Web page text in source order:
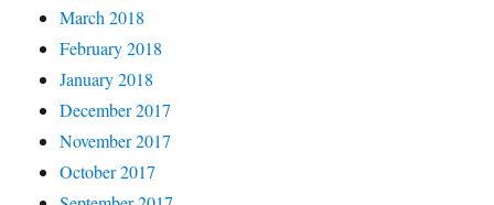
March 2018
February 2018
January 2018
December 2017
November 2017
October 2017